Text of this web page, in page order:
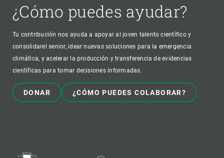
¿Cómo puedes ayudar?
Tu contribución nos ayuda a apoyar al joven talento científico y
consolidarel senior, idear nuevas soluciones para la emergencia
climática, y acelerar la producción y transferencia de evidencias
científicas para tomar decisiones informadas.
DONAR ¿CÓMO PUEDES COLABORAR?